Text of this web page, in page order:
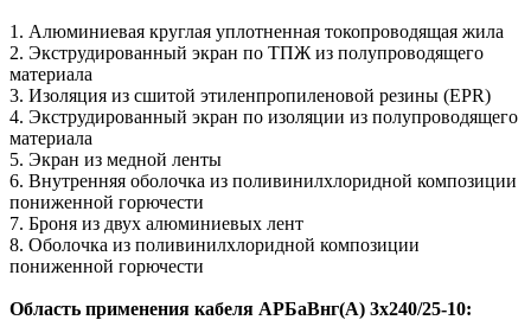
1. Алюминиевая круглая уплотненная токопроводящая жила
2. Экструдированный экран по ТПЖ из полупроводящего
материала
3. Изоляция из сшитой этиленпропиленовой резины (EPR)
4. Экструдированный экран по изоляции из полупроводящего
материала
5. Экран из медной ленты
6. Внутренняя оболочка из поливинилхлоридной композиции
пониженной горючести
7. Броня из двух алюминиевых лент
8. Оболочка из поливинилхлоридной композиции
пониженной горючести
Область применения кабеля АРБаВнг(A) 3х240/25-10: